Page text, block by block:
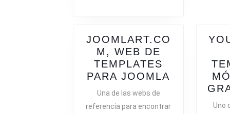
JOOMLART.CO
M, WEB DE
TEMPLATES
PARA JOOMLA
Una de las webs de
referencia para encontrar
Uno